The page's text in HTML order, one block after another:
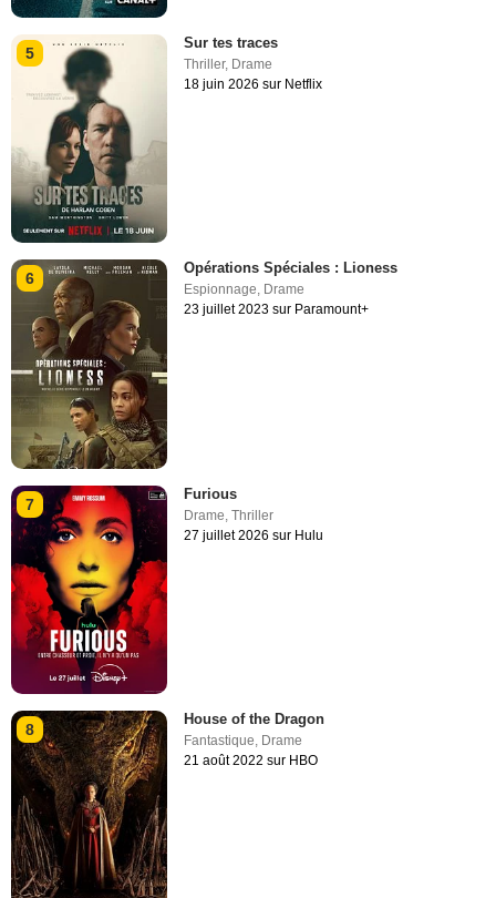
5
Sur tes traces
Thriller, Drame
18 juin 2026 sur Netflix
6
Opérations Spéciales : Lioness
Espionnage, Drame
23 juillet 2023 sur Paramount+
7
Furious
Drame ,Thriller
27 juillet 2026 sur Hulu
8
House of the Dragon
Fantastique, Drame
21 août 2022 sur HBO